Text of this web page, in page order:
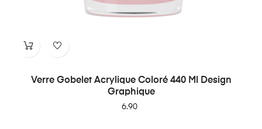
Verre Gobelet Acrylique Coloré 440 Ml Design
Graphique
Price
6.90